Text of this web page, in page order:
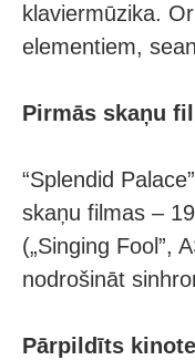
klaviermūzika.
elementiem,
Pirmās skaņu
“Splendid
skaņu filmas –
(„Singing Fool”,
nodrošināt
Pārpildīts